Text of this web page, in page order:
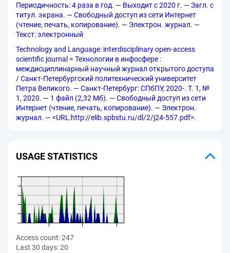
Периодичность: 4 раза в год. — Выходит с 2020 г. — Загл. с
титул. экрана. — Свободный доступ из сети Интернет
(чтение, печать, копирование). — Электрон. журнал. —
Текст: электронный
Technology and Language: interdisciplinary open-access
scientific journal = Технологии в инфосфере :
междисциплинарный научный журнал открытого доступа
/ Санкт-Петербургский политехнический университет
Петра Великого. — Санкт-Петербург: СПбПУ, 2020-. Т. 1, №
1, 2020. — 1 файл (2,32 Мб). — Свободный доступ из сети
Интернет (чтение, печать, копирование). — Электрон.
журнал. — <URL:http://elib.spbstu.ru/dl/2/j24-557.pdf>.
USAGE STATISTICS
Access count:247
Last 30 days:20